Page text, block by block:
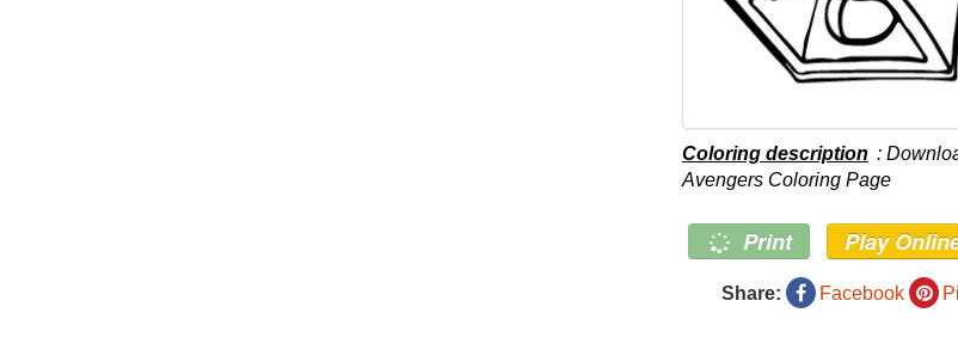
Coloring description :
Avengers Coloring Page
Print Play
Share: Facebook